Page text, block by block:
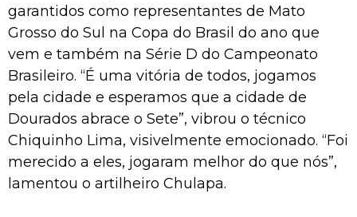
garantidos como representantes de Mato
Grosso do Sul na Copa do Brasil do ano que
vem e também na Série D do Campeonato
Brasileiro. “É uma vitória de todos, jogamos
pela cidade e esperamos que a cidade de
Dourados abrace o Sete”, vibrou o técnico
Chiquinho Lima, visivelmente emocionado. “Foi
merecido a eles, jogaram melhor do que nós”,
lamentou o artilheiro Chulapa.